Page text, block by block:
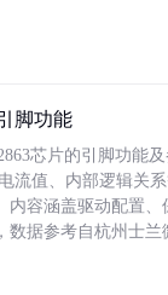
脚功能
芯片的引脚功能
流值、内部逻辑关
内容涵盖驱动配置、
数据参考自杭州士兰